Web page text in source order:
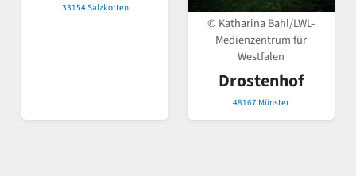
33154 Salzkotten
© Katharina Bahl/LWL-
Medienzentrum für
Westfalen
Drostenhof
48167 Münster